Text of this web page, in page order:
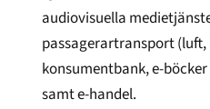
audiovisuella
passagerartransport
konsumentbank, e-
samt e-handel.